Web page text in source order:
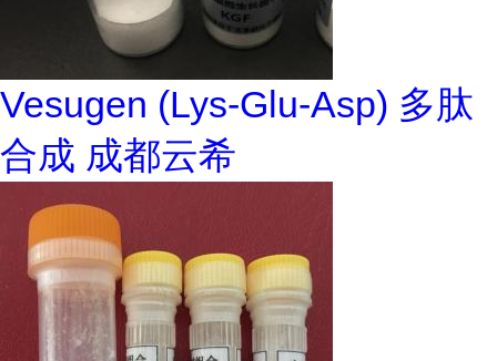
Vesugen (Lys-Glu-Asp) 多肽
合成 成都云希